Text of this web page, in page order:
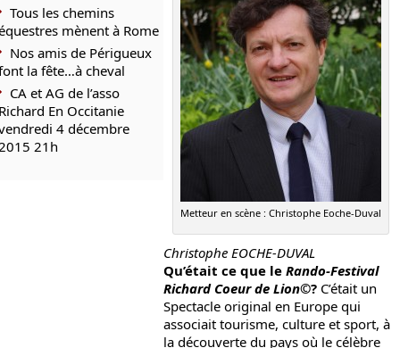
Metteur en scène : Christophe Eoche-Duval
Christophe EOCHE-DUVAL
Qu’était ce que le Rando-Festival
Richard Coeur de Lion©?C’était un
Spectacle original en Europe qui
associait tourisme, culture et sport, à
la découverte du pays où le célèbre
Tous les chemins
mènent à Rome
Nos amis de Périgueux
la fête…à cheval
CA et AG de l’asso
En Occitanie
4 décembre
21h